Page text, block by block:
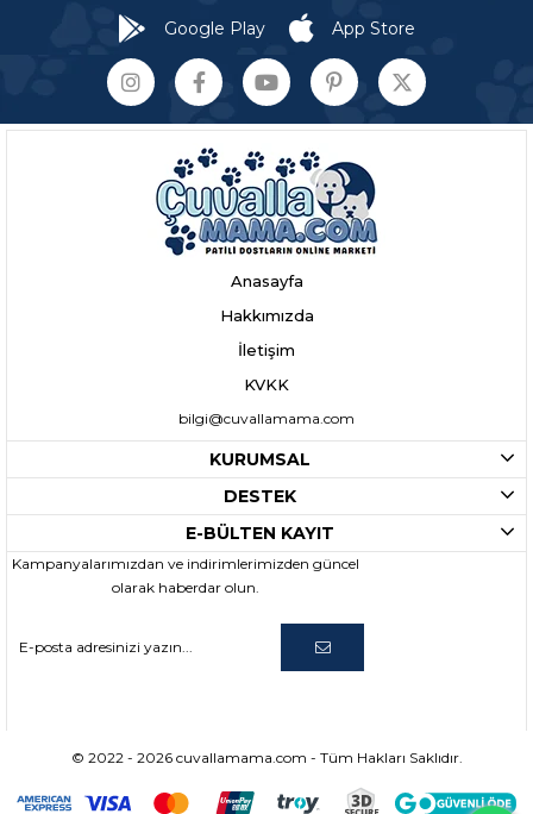
Google Play App Store
Anasayfa
Hakkımızda
İletişim
KVKK
bilgi@cuvallamama.com
KURUMSAL
DESTEK
E-BÜLTEN KAYIT
Kampanyalarımızdan ve indirimlerimizden güncel
olarak haberdar olun.
© 2022 - 2026 cuvallamama.com - Tüm Hakları Saklıdır.